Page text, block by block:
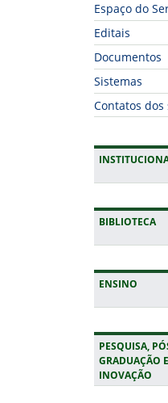
Espaço do
Editais
Documentos
Sistemas
Contatos dos
BIBLIOTECA
ENSINO
PESQUISA,
GRADUAÇÃO E
INOVAÇÃO